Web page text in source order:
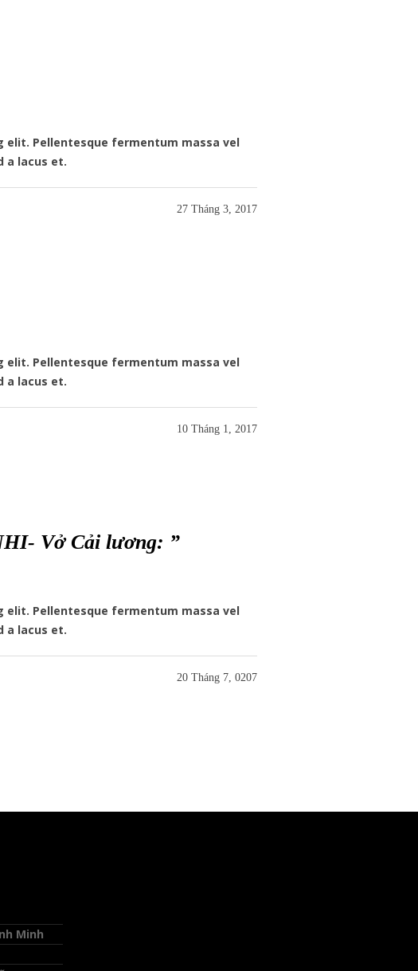
Pellentesque fermentum massa vel
a lacus et.
27 Tháng 3, 2017
Pellentesque fermentum massa vel
a lacus et.
10 Tháng 1, 2017
Vở Cải lương: ”
Pellentesque fermentum massa vel
a lacus et.
20 Tháng 7, 0207
Minh